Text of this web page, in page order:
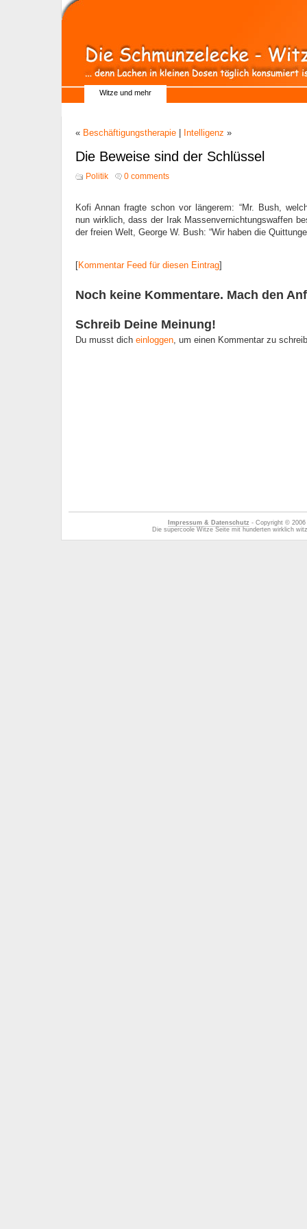
Witze und mehr
« Beschäftigungstherapie Intelligenz »
Die Beweise sind der Schlüssel
Politik 0 comments
Kofi Annan fragte schon vor längerem: “Mr. Bush,
nun wirklich, dass der Irak Massen­vernichtungswaffen
der freien Welt, George W. Bush: “Wir haben die
[Kommentar Feed für diesen Eintrag]
Noch keine Kommentare. Mach den
Schreib Deine Meinung!
Du musst dich einloggen, um einen Kommentar zu
Impressum & Datenschutz - Copyright ©
Die supercoole Witze Seite mit hunderten wirklich